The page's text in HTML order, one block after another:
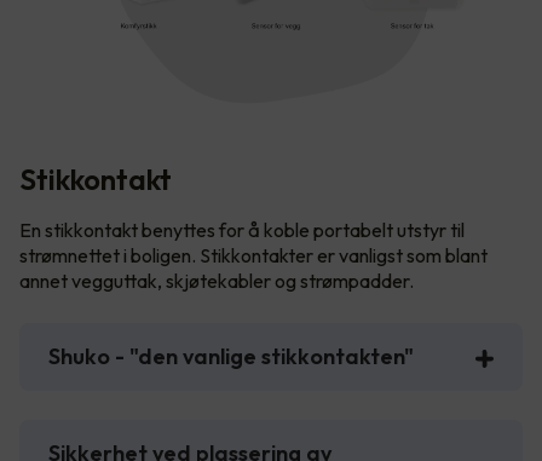
Stikkontakt
En stikkontakt benyttes for å koble portabelt utstyr til
strømnettet i boligen. Stikkontakter er vanligst som blant
annet vegguttak, skjøtekabler og strømpadder.
Shuko - "den vanlige stikkontakten"
Sikkerhet ved plassering av